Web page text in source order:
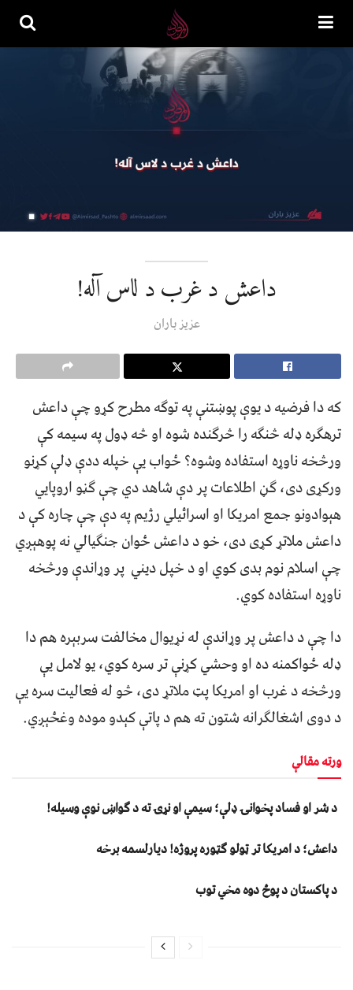
داعش د غرب د لاس آله!
عزیز باران
که دا فرضیه د یوې پوښتنې په توګه مطرح کړو چې داعش
ترهګره ډله څنګه را څرګنده شوه او څه ډول په سیمه کې
ورڅخه ناوړه استفاده وشوه؟ ځواب یې خپله ددې ډلې کړنو
ورکړی دی، ګڼ اطلاعات پر دې شاهد دي چې ګڼو اروپايي
هېوادونو جمع امریکا او اسرائیلي رژیم په دې چې چاره کې د
داعش ملاتړ کړی دی، خو د داعش ځوان جنګیالي نه پوهېږي
چې اسلام نوم بدی کوي او د خپل دیني پر وړاندې ورڅخه
ناوړه استفاده کوي.
دا چې د داعش پر وړاندې له نړیوال مخالفت سربېره هم دا
ډله ځواکمنه ده او وحشي کړنې تر سره کوي، یو لامل یې
ورڅخه د غرب او امریکا پټ ملاتړ دی، څو له فعالیت سره یې
د دوی اشغالګرانه شتون ته هم د پاتې کېدو موده وغځېږي.
ورته مقالې
د شر او فساد پخوانۍ ډلې؛ سیمې او نړۍ ته د ګواښ نوې وسیله!
داعش؛ د امریکا تر ټولو ګټوره پروژه! دیارلسمه برخه
د پاکستان د پوځ دوه مخي توب